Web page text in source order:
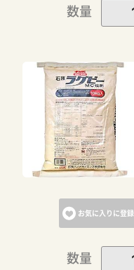
数量
お気に入りに登録
数量